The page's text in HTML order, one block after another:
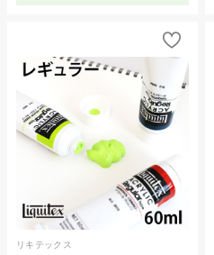
リキテックス